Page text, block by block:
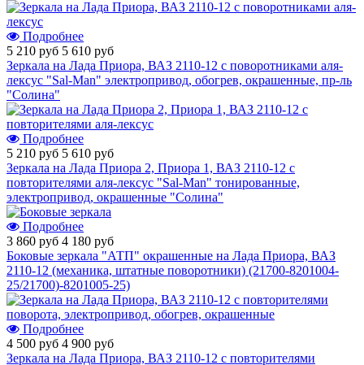
Подробнее
5 210 руб 5 610 руб
Зеркала на Лада Приора, ВАЗ 2110-12 с поворотниками аля-
лексус "Sal-Man" электропривод, обогрев, окрашенные, пр-ль
"Солина"
Подробнее
5 210 руб 5 610 руб
Зеркала на Лада Приора 2, Приора 1, ВАЗ 2110-12 с
повторителями аля-лексус "Sal-Man" тонированные,
электропривод, окрашенные "Солина"
Подробнее
3 860 руб 4 180 руб
Боковые зеркала "АТП" окрашенные на Лада Приора, ВАЗ
2110-12 (механика, штатные поворотники) (21700-8201004-
25/21700)-8201005-25)
Подробнее
4 500 руб 4 900 руб
Зеркала на Лада Приора, ВАЗ 2110-12 с повторителями